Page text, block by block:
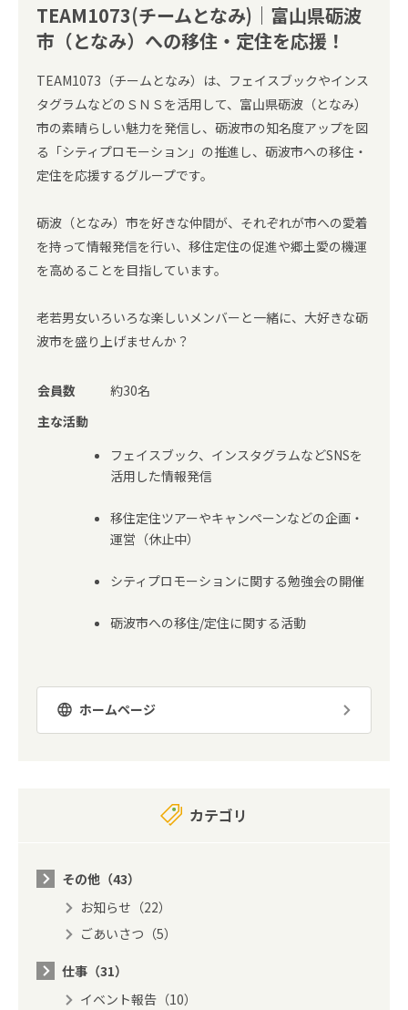
TEAM1073(チームとなみ)｜富山県砺波
市（となみ）への移住・定住を応援！
TEAM1073（チームとなみ）は、フェイスブックやインス
タグラムなどのＳＮＳを活用して、富山県砺波（となみ）
市の素晴らしい魅力を発信し、砺波市の知名度アップを図
る「シティプロモーション」の推進し、砺波市への移住・
定住を応援するグループです。
砺波（となみ）市を好きな仲間が、それぞれが市への愛着
を持って情報発信を行い、移住定住の促進や郷土愛の機運
を高めることを目指しています。
老若男女いろいろな楽しいメンバーと一緒に、大好きな砺
波市を盛り上げませんか？
会員数
約30名
主な活動
フェイスブック、インスタグラムなどSNSを
活用した情報発信
移住定住ツアーやキャンペーンなどの企画・
運営（休止中）
シティプロモーションに関する勉強会の開催
砺波市への移住/定住に関する活動
ホームページ
カテゴリ
その他（43）
お知らせ（22）
ごあいさつ（5）
仕事（31）
イベント報告（10）